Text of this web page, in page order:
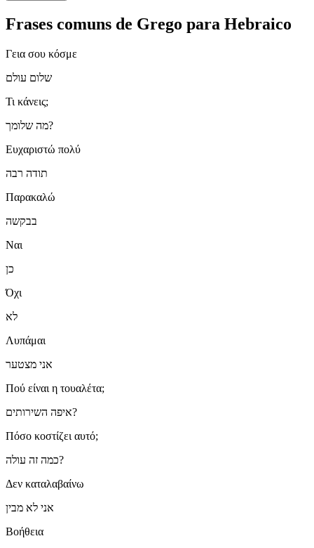
Frases comuns de Grego para Hebraico
Γεια σου κόσμε
שלום עולם
Τι κάνεις;
מה שלומך?
Ευχαριστώ πολύ
תודה רבה
Παρακαλώ
בבקשה
Ναι
כן
Όχι
לא
Λυπάμαι
אני מצטער
Πού είναι η τουαλέτα;
איפה השירותים?
Πόσο κοστίζει αυτό;
כמה זה עולה?
Δεν καταλαβαίνω
אני לא מבין
Βοήθεια